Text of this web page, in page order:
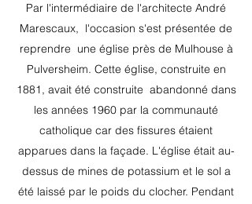
Par l'intermédiaire de l'architecte André
Marescaux, l'occasion s'est présentée de
reprendre une église près de Mulhouse à
Pulversheim. Cette église, construite en
1881, avait été construite abandonné dans
les années 1960 par la communauté
catholique car des fissures étaient
apparues dans la façade. L'église était au-
dessus de mines de potassium et le sol a
été laissé par le poids du clocher. Pendant